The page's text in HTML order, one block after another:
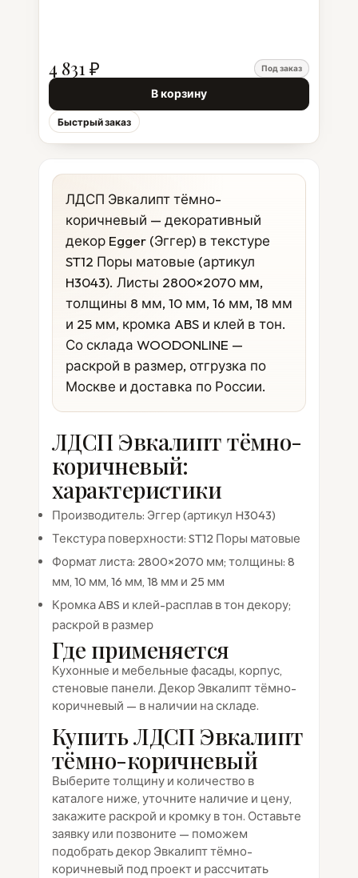
4 831 ₽ Под заказ
В корзину
Быстрый заказ
ЛДСП Эвкалипт тёмно-
коричневый — декоративный
декор Egger (Эггер) в текстуре
ST12 Поры матовые (артикул
H3043). Листы 2800×2070 мм,
толщины 8 мм, 10 мм, 16 мм, 18 мм
и 25 мм, кромка ABS и клей в тон.
Со склада WOODONLINE —
раскрой в размер, отгрузка по
Москве и доставка по России.
ЛДСП Эвкалипт тёмно-
коричневый:
характеристики
Производитель: Эггер (артикул H3043)
Текстура поверхности: ST12 Поры матовые
Формат листа: 2800×2070 мм; толщины: 8
мм, 10 мм, 16 мм, 18 мм и 25 мм
Кромка ABS и клей-расплав в тон декору;
раскрой в размер
Где применяется
Кухонные и мебельные фасады, корпус,
стеновые панели. Декор Эвкалипт тёмно-
коричневый — в наличии на складе.
Купить ЛДСП Эвкалипт
тёмно-коричневый
Выберите толщину и количество в
каталоге ниже, уточните наличие и цену,
закажите раскрой и кромку в тон. Оставьте
заявку или позвоните — поможем
подобрать декор Эвкалипт тёмно-
коричневый под проект и рассчитать